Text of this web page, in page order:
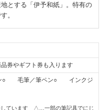
とする「伊予和紙」。特有の
。
券やギフト券も入ります
○ 毛筆／筆ペン○ インクジ
ています △…一部の筆記具でにじ